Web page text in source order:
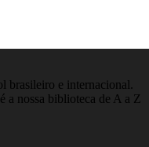
brasileiro e internacional.
a nossa biblioteca de A a Z